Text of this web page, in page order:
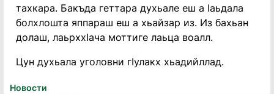
Новости
тахкара. Бакъда геттара духьале еш а Ӏаьдала
болхлошта яппараш еш а хьайзар из. Из бахьан
долаш, лаьрххӀача моттиге лаьца воалл.
Цун духьала уголовни гӀулакх хьадийллад.